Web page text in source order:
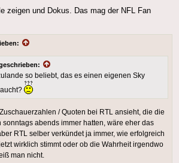
zeigen und Dokus. Das mag der NFL Fan
so beliebt, das es einen eigenen Sky
/ Quoten bei RTL ansieht, die die
sonntags abends immer hatten, wäre eher das
RTL selber verkündet ja immer, wie erfolgreich
wirklich stimmt oder ob die Wahrheit irgendwo
man nicht.